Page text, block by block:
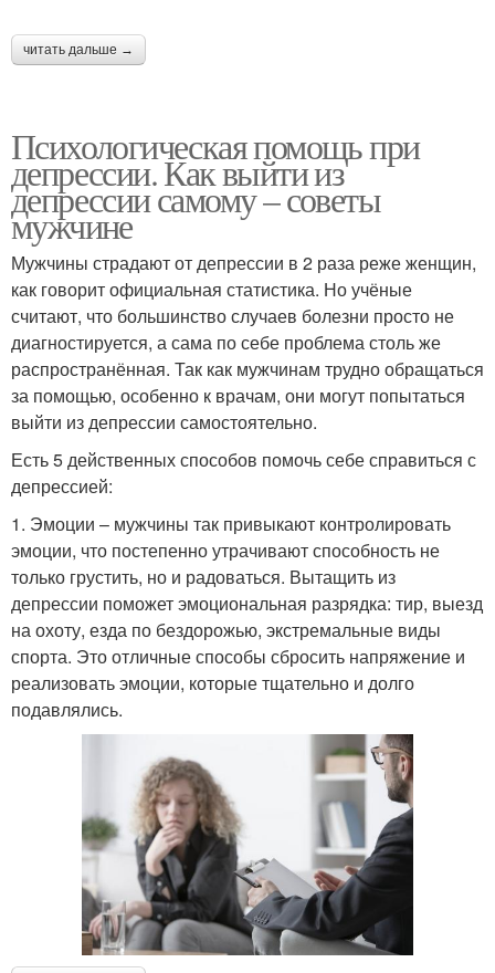
читать дальше →
Психологическая помощь при
депрессии. Как выйти из
депрессии самому – советы
мужчине
Мужчины страдают от депрессии в 2 раза реже женщин,
как говорит официальная статистика. Но учёные
считают, что большинство случаев болезни просто не
диагностируется, а сама по себе проблема столь же
распространённая. Так как мужчинам трудно обращаться
за помощью, особенно к врачам, они могут попытаться
выйти из депрессии самостоятельно.
Есть 5 действенных способов помочь себе справиться с
депрессией:
1. Эмоции – мужчины так привыкают контролировать
эмоции, что постепенно утрачивают способность не
только грустить, но и радоваться. Вытащить из
депрессии поможет эмоциональная разрядка: тир, выезд
на охоту, езда по бездорожью, экстремальные виды
спорта. Это отличные способы сбросить напряжение и
реализовать эмоции, которые тщательно и долго
подавлялись.